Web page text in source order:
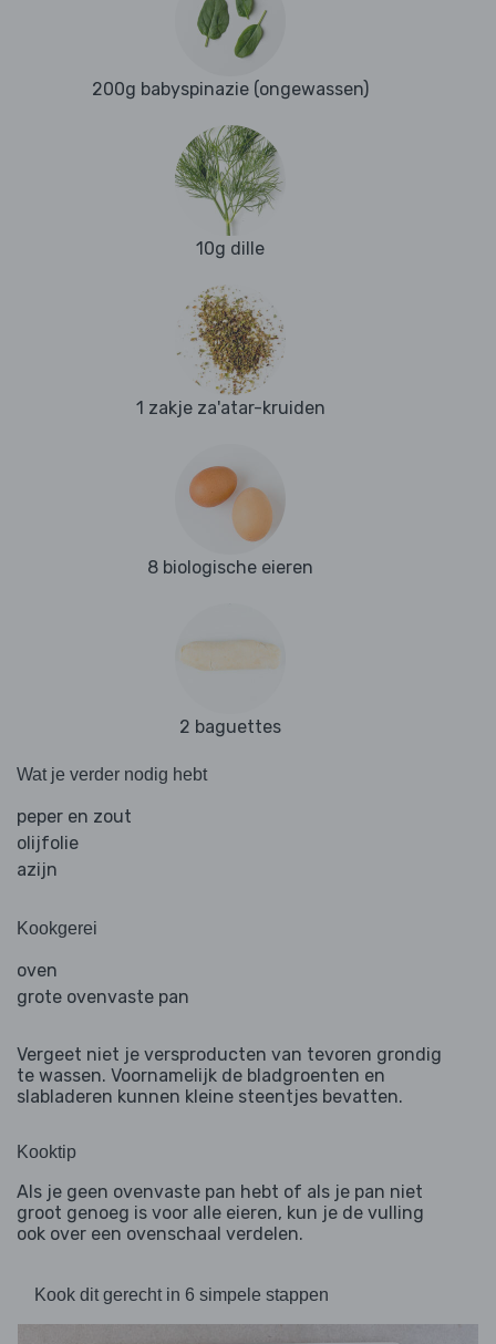
200g babyspinazie (ongewassen)
10g dille
1 zakje za'atar-kruiden
8 biologische eieren
2 baguettes
Wat je verder nodig hebt
peper en zout
olijfolie
azijn
Kookgerei
oven
grote ovenvaste pan
Vergeet niet je versproducten van tevoren grondig
te wassen. Voornamelijk de bladgroenten en
slabladeren kunnen kleine steentjes bevatten.
Kooktip
Als je geen ovenvaste pan hebt of als je pan niet
groot genoeg is voor alle eieren, kun je de vulling
ook over een ovenschaal verdelen.
Kook dit gerecht in 6 simpele stappen